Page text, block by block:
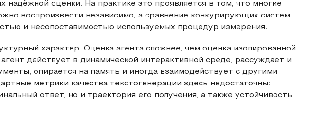
надёжной оценки. На практике это проявляется в том, что многие
воспроизвести независимо, а сравнение конкурирующих систем
и несопоставимостью используемых процедур измерения.
характер. Оценка агента сложнее, чем оценка изолированной
действует в динамической интерактивной среде, рассуждает и
опирается на память и иногда взаимодействует с другими
метрики качества текстогенерации здесь недостаточны:
ответ, но и траектория его получения, а также устойчивость